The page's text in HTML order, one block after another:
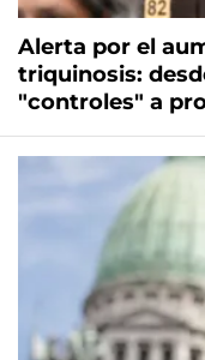
Alerta por el
triquinosis:
"controles" a